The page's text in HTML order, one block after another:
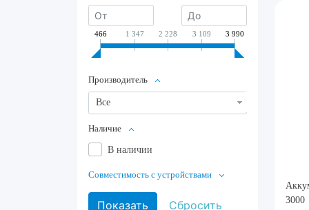
466 1 347 2 228 3 109 3 990
Производитель
Все
Наличие
В наличии
Совместимость с устройствами
3000